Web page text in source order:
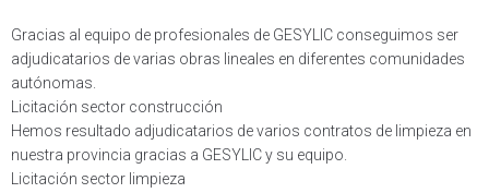
Gracias al equipo de profesionales de GESYLIC conseguimos ser
adjudicatarios de varias obras lineales en diferentes comunidades
autónomas.
Licitación sector construcción
Hemos resultado adjudicatarios de varios contratos de limpieza en
nuestra provincia gracias a GESYLIC y su equipo.
Licitación sector limpieza